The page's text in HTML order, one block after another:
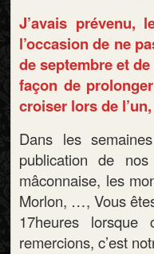
J’avais prévenu,
l’occasion de ne
de septembre et
façon de
croiser lors de
Dans les
publication de
mâconnaise, les
Morlon, …, Vous
17heures
remercions, c’est